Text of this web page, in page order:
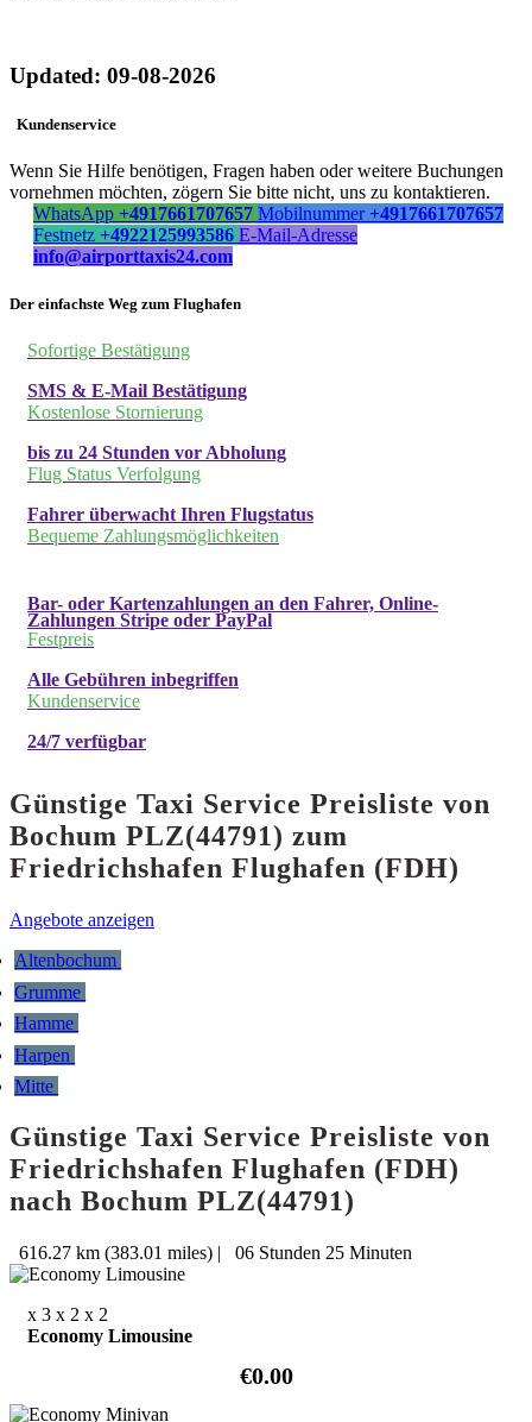
Updated: 09-08-2026
Kundenservice
Wenn Sie Hilfe benötigen, Fragen haben oder weitere Buchungen
vornehmen möchten, zögern Sie bitte nicht, uns zu kontaktieren.
WhatsApp +4917661707657 Mobilnummer +4917661707657
Festnetz +4922125993586 E-Mail-Adresse
info@airporttaxis24.com
Der einfachste Weg zum Flughafen
Sofortige Bestätigung
SMS & E-Mail Bestätigung
Kostenlose Stornierung
bis zu 24 Stunden vor Abholung
Flug Status Verfolgung
Fahrer überwacht Ihren Flugstatus
Bequeme Zahlungsmöglichkeiten
Bar- oder Kartenzahlungen an den Fahrer, Online-
Zahlungen Stripe oder PayPal
Festpreis
Alle Gebühren inbegriffen
Kundenservice
24/7 verfügbar
Günstige Taxi Service Preisliste von
Bochum PLZ(44791) zum
Friedrichshafen Flughafen (FDH)
Angebote anzeigen
Altenbochum
Grumme
Hamme
Harpen
Mitte
Günstige Taxi Service Preisliste von
Friedrichshafen Flughafen (FDH)
nach Bochum PLZ(44791)
616.27 km (383.01 miles) 06 Stunden 25 Minuten
x 3 x 2 x 2
Economy Limousine
€0.00